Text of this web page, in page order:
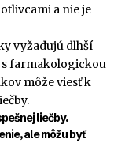
a nie je
vyžadujú dlhší
s farmakologickou
môže viesť k
liečby.
ale môžu byť